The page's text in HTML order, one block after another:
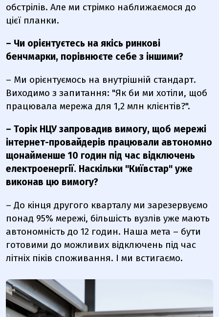
обстрілів. Але ми стрімко наближаємося до
цієї планки.
– Чи орієнтуєтесь на якісь ринкові
бенчмарки, порівнюєте себе з іншими?
– Ми орієнтуємось на внутрішній стандарт.
Виходимо з запитання: "Як би ми хотіли, щоб
працювала мережа для 1,2 млн клієнтів?".
– Торік НЦУ запровадив вимогу, щоб мережі
інтернет-провайдерів працювали автономно
щонайменше 10 годин під час відключень
електроенергії. Наскільки "Київстар" уже
виконав цю вимогу?
– До кінця другого кварталу ми зарезервуємо
понад 95% мережі, більшість вузлів уже мають
автономність до 12 годин. Наша мета – бути
готовими до можливих відключень під час
літніх піків споживання. І ми встигаємо.